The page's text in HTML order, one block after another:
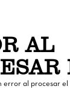
AL
error al procesar